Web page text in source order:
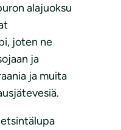
alajuoksu
joten ne
ja
ja muita